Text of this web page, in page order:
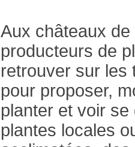
Aux châteaux
producteurs de
retrouver sur les
pour proposer,
planter et voir
plantes locales